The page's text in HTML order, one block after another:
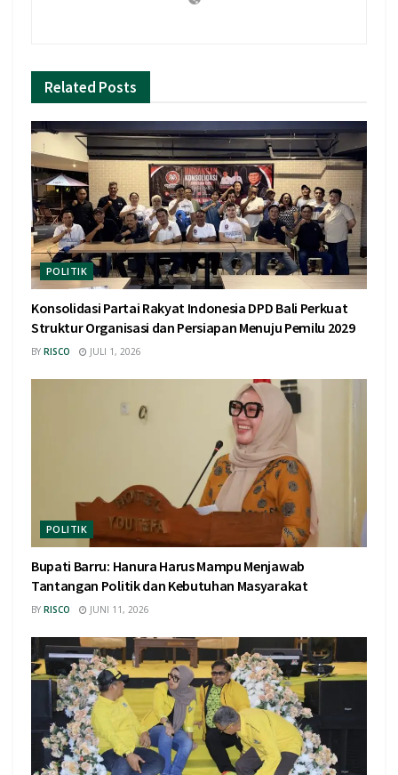
Related Posts
POLITIK
Konsolidasi Partai Rakyat Indonesia DPD Bali Perkuat
Struktur Organisasi dan Persiapan Menuju Pemilu 2029
BY RISCO JULI 1, 2026
POLITIK
Bupati Barru: Hanura Harus Mampu Menjawab
Tantangan Politik dan Kebutuhan Masyarakat
BY RISCO JUNI 11, 2026